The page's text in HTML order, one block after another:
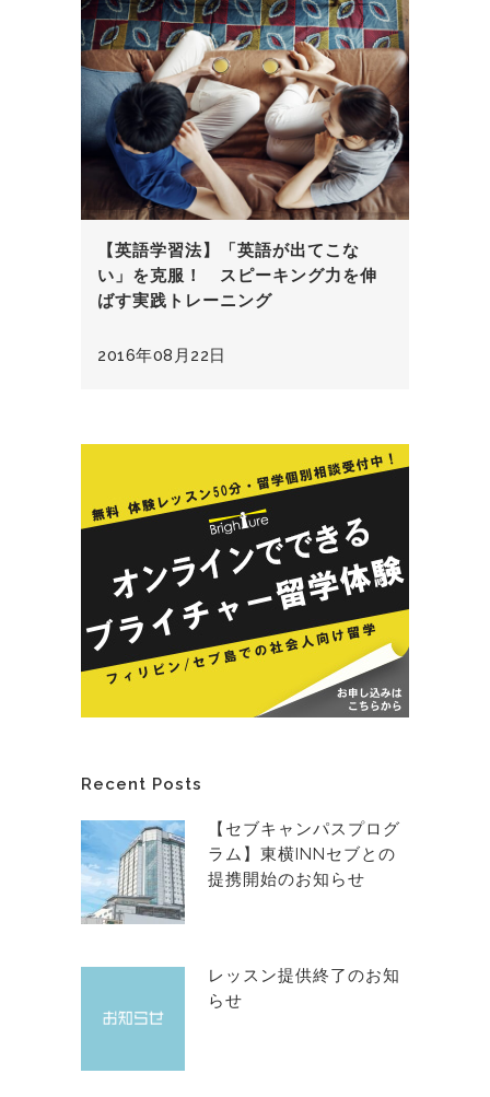
【英語学習法】「英語が出てこな
い」を克服！ スピーキング力を伸
ばす実践トレーニング
2016年08月22日
Recent Posts
【セブキャンパスプログ
ラム】東横INNセブとの
提携開始のお知らせ
レッスン提供終了のお知
らせ